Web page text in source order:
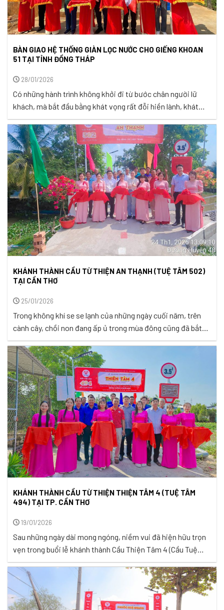
BÀN GIAO HỆ THỐNG GIÀN LỌC NƯỚC CHO GIẾNG KHOAN
51 TẠI TỈNH ĐỒNG THÁP
28/01/2026
Có những hành trình không khởi đi từ bước chân người lữ
khách, mà bắt đầu bằng khát vọng rất đỗi hiền lành, khát
vọng có được một nguồn nước sạch để nuôi dưỡng cuộc
sống mỗi ngày. Ở miền Tây, nơi sông rạch chằng chịt ôm lấy
từng xóm nhỏ, nước không chỉ là ...
KHÁNH THÀNH CẦU TỪ THIỆN AN THẠNH (TUỆ TÂM 502)
TẠI CẦN THƠ
25/01/2026
Trong không khí se se lạnh của những ngày cuối năm, trên
cành cây, chồi non đang ấp ủ trong mùa đông cũng đã bắt
đầu hé nở nụ lộc tinh khôi, chào đón năm mới. Cũng như
thế, niềm hạnh phúc mới đang tràn ngập khắp ấp Long
Thạnh, xã Vĩnh Thạnh, thành phố ...
KHÁNH THÀNH CẦU TỪ THIỆN THIỆN TÂM 4 (TUỆ TÂM
494) TẠI TP. CẦN THƠ
19/01/2026
Sau những ngày dài mong ngóng, niềm vui đã hiện hữu trọn
vẹn trong buổi lễ khánh thành Cầu Thiện Tâm 4 (Cầu Tuệ
Tâm 494), diễn ra vào ngày 18/01/2026 tại ấp Thạnh Hưng,
xã Cờ Đỏ, TP. Cần Thơ. Buổi sáng hôm ấy, nụ cười bà con
rạng rỡ hơn thường ngày, ánh ...